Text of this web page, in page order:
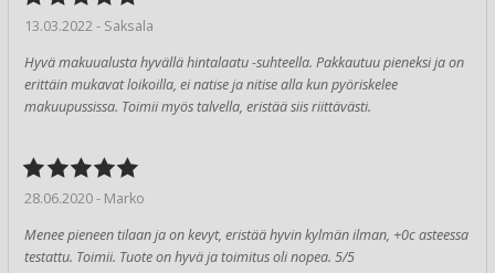
13.03.2022 - Saksala
Hyvä makuualusta hyvällä hintalaatu -suhteella. Pakkautuu pieneksi ja on
erittäin mukavat loikoilla, ei natise ja nitise alla kun pyöriskelee
makuupussissa. Toimii myös talvella, eristää siis riittävästi.
28.06.2020 - Marko
Menee pieneen tilaan ja on kevyt, eristää hyvin kylmän ilman, +0c asteessa
testattu. Toimii. Tuote on hyvä ja toimitus oli nopea. 5/5